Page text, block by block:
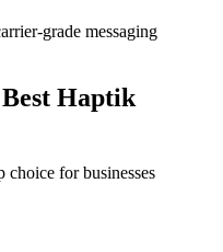
grade messaging
Haptik
choice for businesses